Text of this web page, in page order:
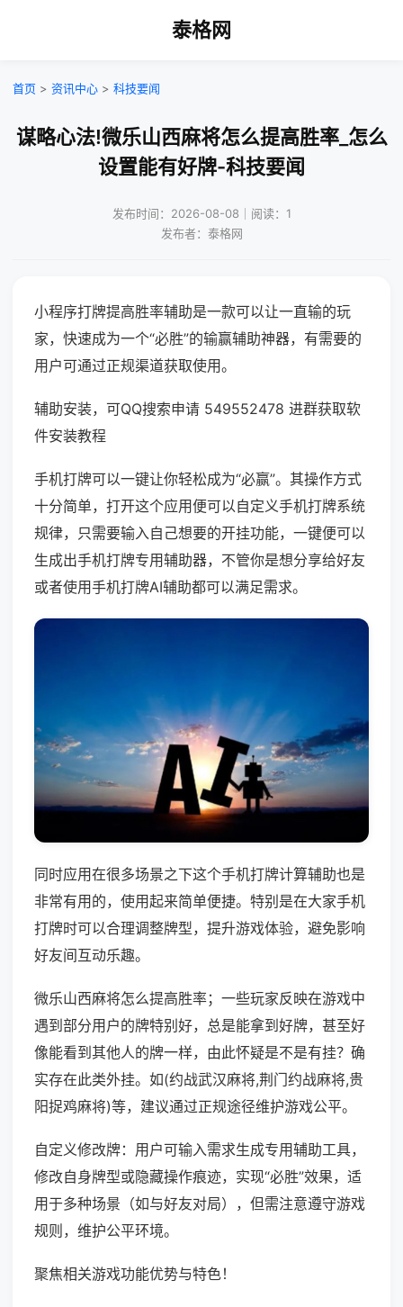
泰格网
首页 > 资讯中心 > 科技要闻
谋略心法!微乐山西麻将怎么提高胜率_怎么
设置能有好牌-科技要闻
发布时间：2026-08-08｜阅读：1
发布者：泰格网
小程序打牌提高胜率辅助是一款可以让一直输的玩
家，快速成为一个“必胜”的输赢辅助神器，有需要的
用户可通过正规渠道获取使用。
辅助安装，可QQ搜索申请 549552478 进群获取软
件安装教程
手机打牌可以一键让你轻松成为“必赢”。其操作方式
十分简单，打开这个应用便可以自定义手机打牌系统
规律，只需要输入自己想要的开挂功能，一键便可以
生成出手机打牌专用辅助器，不管你是想分享给好友
或者使用手机打牌AI辅助都可以满足需求。
同时应用在很多场景之下这个手机打牌计算辅助也是
非常有用的，使用起来简单便捷。特别是在大家手机
打牌时可以合理调整牌型，提升游戏体验，避免影响
好友间互动乐趣。
微乐山西麻将怎么提高胜率；一些玩家反映在游戏中
遇到部分用户的牌特别好，总是能拿到好牌，甚至好
像能看到其他人的牌一样，由此怀疑是不是有挂？确
实存在此类外挂。如(约战武汉麻将,荆门约战麻将,贵
阳捉鸡麻将)等，建议通过正规途径维护游戏公平。
自定义修改牌：用户可输入需求生成专用辅助工具，
修改自身牌型或隐藏操作痕迹，实现“必胜”效果，适
用于多种场景（如与好友对局），但需注意遵守游戏
规则，维护公平环境。
聚焦相关游戏功能优势与特色！